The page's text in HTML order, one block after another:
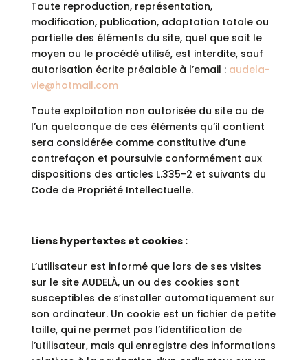
Toute reproduction, représentation,
modification, publication, adaptation totale ou
partielle des éléments du site, quel que soit le
moyen ou le procédé utilisé, est interdite, sauf
autorisation écrite préalable à l’email : audela-
vie@hotmail.com
Toute exploitation non autorisée du site ou de
l’un quelconque de ces éléments qu’il contient
sera considérée comme constitutive d’une
contrefaçon et poursuivie conformément aux
dispositions des articles L.335-2 et suivants du
Code de Propriété Intellectuelle.
Liens hypertextes et cookies :
L’utilisateur est informé que lors de ses visites
sur le site AUDELÀ, un ou des cookies sont
susceptibles de s’installer automatiquement sur
son ordinateur. Un cookie est un fichier de petite
taille, qui ne permet pas l’identification de
l’utilisateur, mais qui enregistre des informations